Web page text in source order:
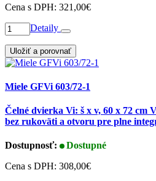
Cena s DPH: 321,00€
Detaily
Uložiť a porovnať
Miele GFVi 603/72-1
Čelné dvierka Vi: š x v, 60 x 72 cm
bez rukoväti a otvoru pre plne
Dostupnosť:
Dostupné
Cena s DPH: 308,00€